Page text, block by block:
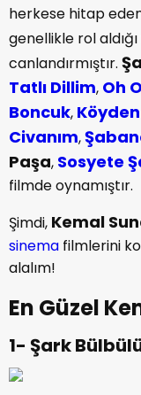
herkese hitap
genellikle rol
canlandırmıştır.
Tatlı Dillim, Oh
Boncuk,
Civanım,
Paşa, Sosyete
filmde oynamıştır.
Şimdi, Kemal
sinema filmlerini
alalım!
En Güzel
1- Şark